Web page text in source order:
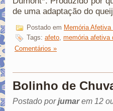
de uma adaptação do
Postado em Memória Afetiva
Tags: afeto, memória afetiva
Comentários »
Bolinho de
Postado porjumarem 12